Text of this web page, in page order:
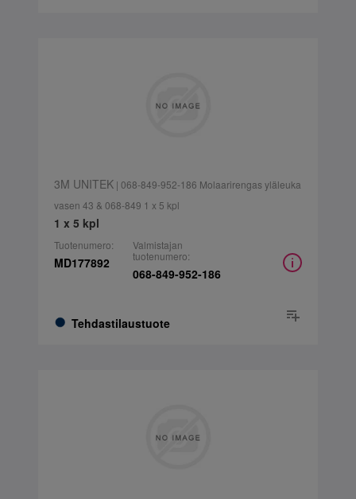
3M UNITEK| 068-849-952-186 Molaarirengas yläleuka
vasen 43 & 068-849 1 x 5 kpl
1 x 5 kpl
Tuotenumero:
MD177892
Tehdastilaustuote
Valmistajan
tuotenumero:
068-849-952-186